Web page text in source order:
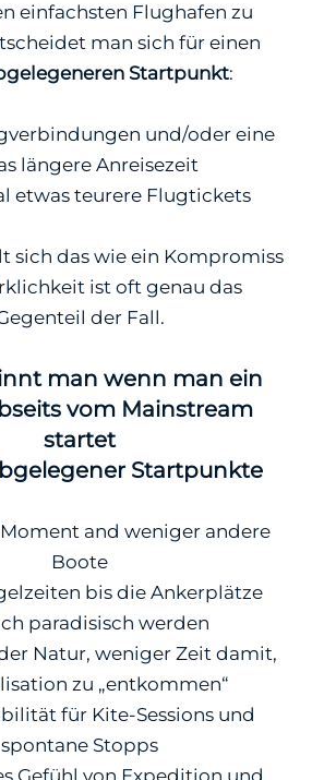
einfachsten Flughafen zu
man sich für einen
Startpunkt:
und/oder eine
längere Anreisezeit
etwas teurere Flugtickets
sich das wie ein Kompromiss
ist oft genau das
der Fall.
man wenn man ein
vom Mainstream
startet
Startpunkte
and weniger andere
Boote
bis die Ankerplätze
paradisisch werden
Natur, weniger Zeit damit,
zu „entkommen“
für Kite-Sessions und
spontane Stopps